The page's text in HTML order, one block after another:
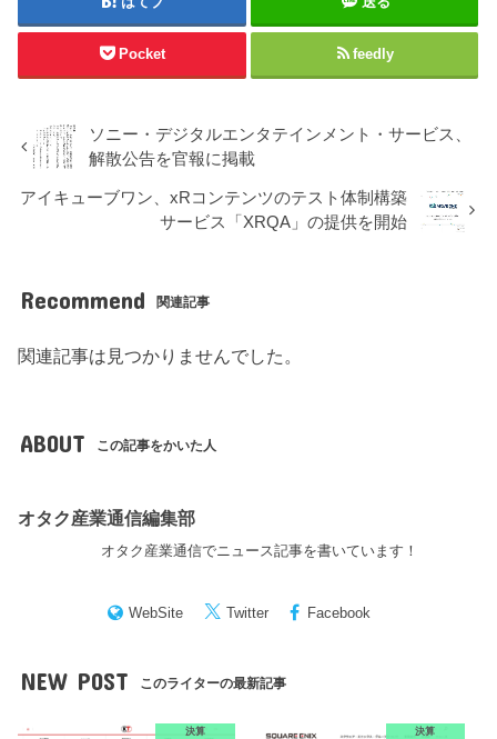
Pocket feedly
ソニー・デジタルエンタテインメント・サービス、
解散公告を官報に掲載
アイキューブワン、xRコンテンツのテスト体制構築
サービス「XRQA」の提供を開始
Recommend 関連記事
関連記事は見つかりませんでした。
ABOUT この記事をかいた人
オタク産業通信編集部
オタク産業通信でニュース記事を書いています！
WebSite Twitter Facebook
NEW POST このライターの最新記事
決算 決算